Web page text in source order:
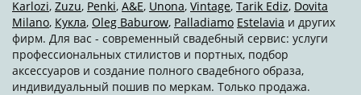
Karlozi, Zuzu, Penki, A&Е, Unona, Vintage, Tarik Ediz, Dovita
Milano, Кукла, Oleg Baburow, Palladiamo Estelavia и других
фирм. Для вас - современный свадебный сервис: услуги
профессиональных стилистов и портных, подбор
аксессуаров и создание полного свадебного образа,
индивидуальный пошив по меркам. Только продажа.